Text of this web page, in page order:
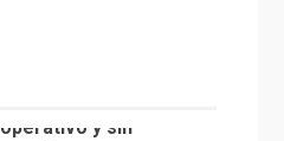
operativo y sin